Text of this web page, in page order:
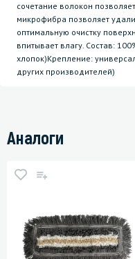
сочетание волокон
микрофибра позволяет
оптимальную очистку
впитывает влагу. Состав:
хлопок)Крепление:
других производителей)
Аналоги